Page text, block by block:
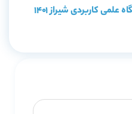
لیست رشته های دانشگاه علمی کاربردی شیراز 1401